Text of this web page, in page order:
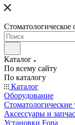
Каталог
По всему сайту
По каталогу
Каталог
Оборудование
Стоматологические
Аксессуары и
Установки Fona